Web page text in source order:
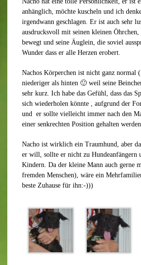
anhänglich, möchte kuscheln und ich
irgendwann geschlagen. Er ist auch sehr
ausdrucksvoll mit seinen kleinen Öhrchen,
bewegt und seine Äuglein, die soviel
Wunder dass er alle Herzen erobert.
Nachos Körperchen ist nicht ganz normal
niederiger als hinten 🙂 weil seine
sehr kurz. Ich habe das Gefühl, dass das
sich wiederholen könnte , aufgrund der
und er sollte vielleicht immer nach den
einer senkrechten Position gehalten
Nacho ist wirklich ein Traumhund, aber
er will, sollte er nicht zu Hundeanfängern
Kindern. Da der kleine Mann auch gerne
fremden Menschen), wäre ein
beste Zuhause für ihn:-)))